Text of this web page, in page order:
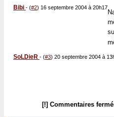
Bibi - (#2) 16 septembre 2004 à 20h17
SoLDieR - (#3) 20 septembre 2004 à
[!] Commentaires